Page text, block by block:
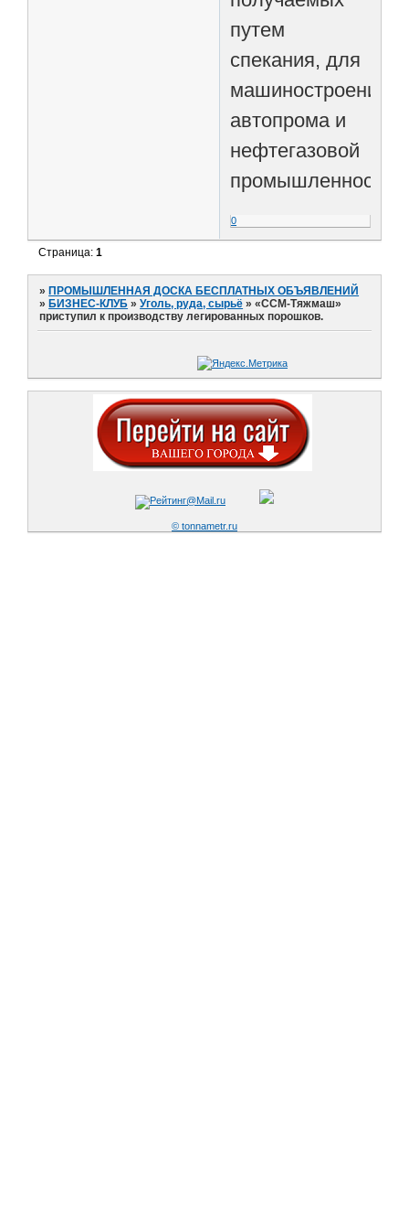
путем
спекания, для
машиностроения,
автопрома и
нефтегазовой
промышленности.
0
Страница:1
» ПРОМЫШЛЕННАЯ ДОСКА БЕСПЛАТНЫХ ОБЪЯВЛЕНИЙ
» БИЗНЕС-КЛУБ »Уголь, руда, сырьё »«ССМ-Тяжмаш»
приступил к производству легированных порошков.
© tonnametr.ru